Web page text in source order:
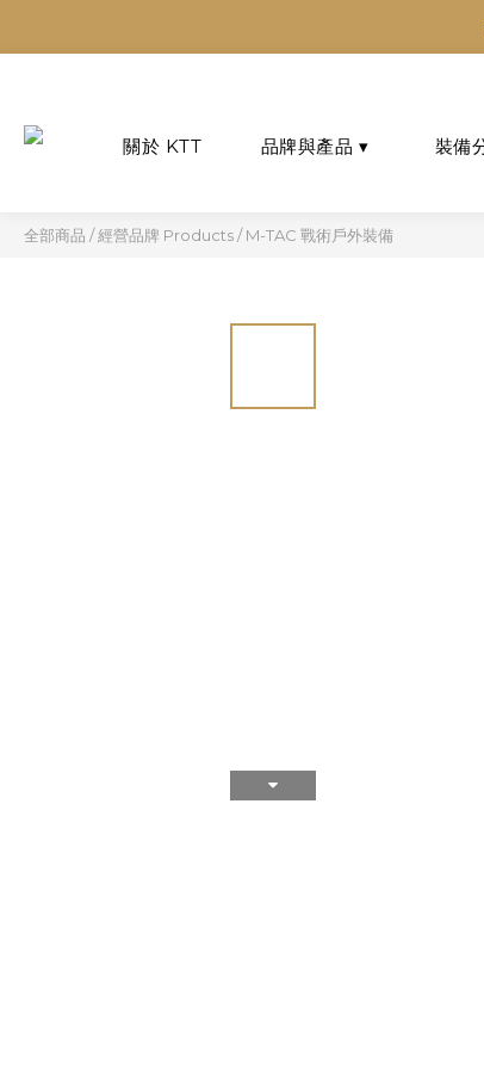
全部商品 /經營品牌 Products/M-TAC 戰術戶外裝備